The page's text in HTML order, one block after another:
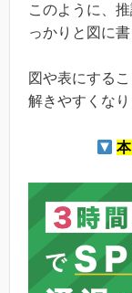
このように、
っかりと図に
図や表にする
解きやすくなり